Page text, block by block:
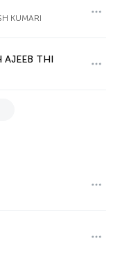
KUMARI
AJEEB THI